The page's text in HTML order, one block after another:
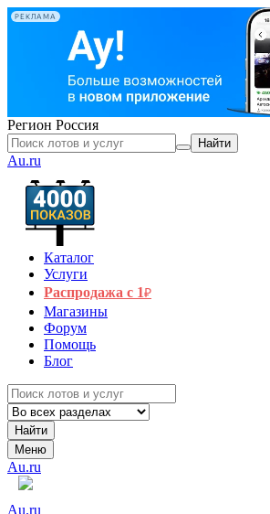
РЕКЛАМА
Регион Россия
Найти
Au.ru
Каталог
Услуги
Распродажа с 1₽
Магазины
Форум
Помощь
Блог
Найти
Меню
Au.ru
Au.ru